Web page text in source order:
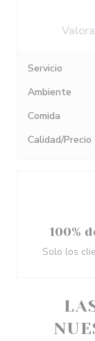
Servicio
Ambiente
Comida
Calidad/Precio
100%
Solo los